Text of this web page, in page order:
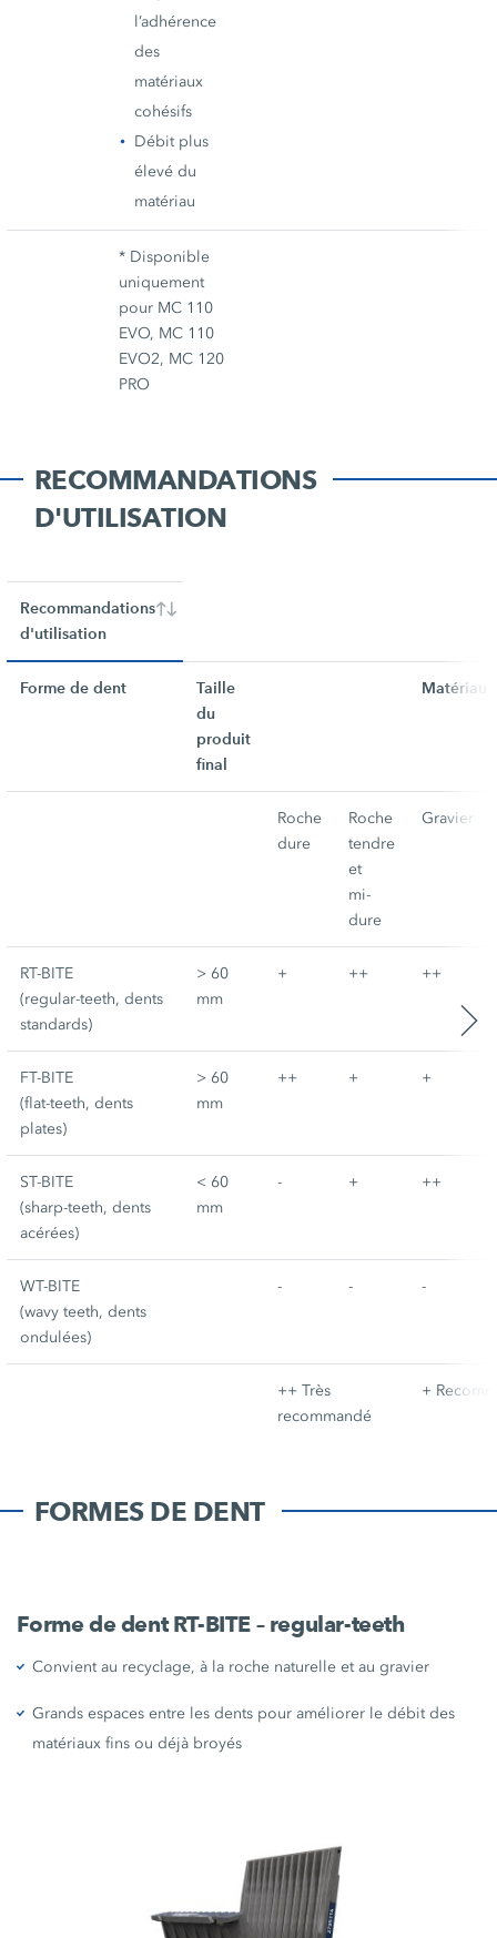
l’adhérence
des
matériaux
cohésifs
Débit plus
élevé du
matériau
* Disponible
uniquement
pour MC 110
EVO, MC 110
EVO2, MC 120
PRO
RECOMMANDATIONS
D'UTILISATION
Recommandations
d'utilisation
Forme de dent
Taille
du
produit
final
Matériau
Roche
dure
Roche
tendre
et
mi-
dure
Gravier
RT-BITE
(regular-teeth, dents
standards)
> 60
mm
+ ++ ++
FT-BITE
(flat-teeth, dents
plates)
> 60
mm
++ + +
ST-BITE
(sharp-teeth, dents
acérées)
< 60
mm
- + ++
WT-BITE
(wavy teeth, dents
ondulées)
- - -
++ Très
recommandé
+
FORMES DE DENT
Forme de dent RT-BITE – regular-teeth
Convient au recyclage, à la roche naturelle et au gravier
Grands espaces entre les dents pour améliorer le débit des
matériaux fins ou déjà broyés